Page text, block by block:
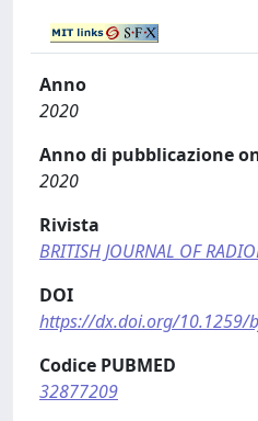
Anno
2020
Anno di pubblicazione
2020
Rivista
BRITISH JOURNAL OF
DOI
https://dx.doi.org/10.1259/
Codice PUBMED
32877209